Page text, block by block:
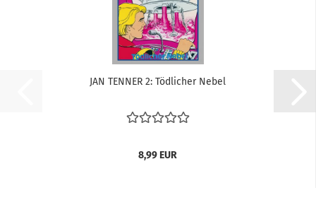
JAN TEN­NER 2: Töd­li­cher Nebel
8,99 EUR